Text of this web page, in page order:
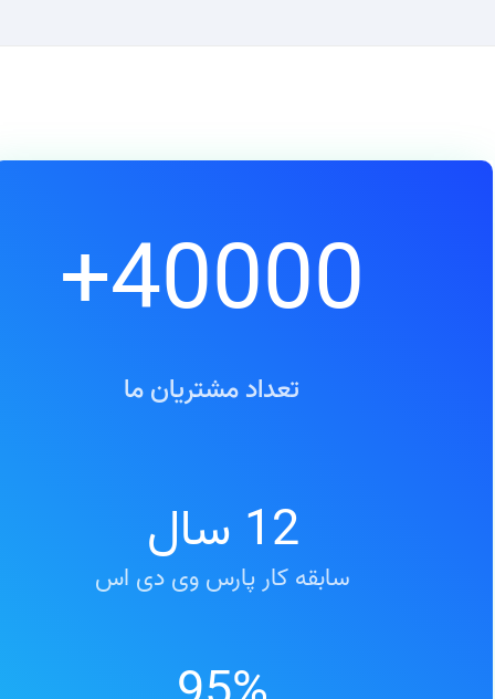
40000
+
تعداد مشتریان ما
12 سال
سابقه کار پارس وی دی اس